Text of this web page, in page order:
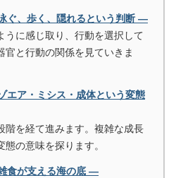
ぐ、歩く、隠れるという判断 ―
うに感じ取り、行動を選択して
官と行動の関係を見ていきま
エア・ミシス・成体という変態
階を経て進みます。複雑な成長
の意味を探ります。
食が支える海の底 ―